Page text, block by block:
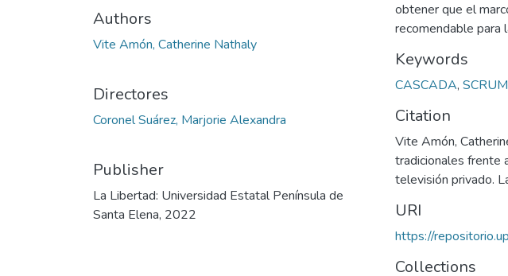
Authors
Vite Amón, Catherine Nathaly
Directores
Coronel Suárez, Marjorie Alexandra
Publisher
La Libertad: Universidad Estatal Península de
Santa Elena, 2022
obtener que el
recomendable para
Keywords
CASCADA, SCRUM
Citation
Vite Amón,
tradicionales frente
televisión privado.
URI
https://
Collections